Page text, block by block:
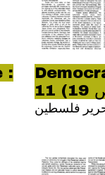
:
فلسطين